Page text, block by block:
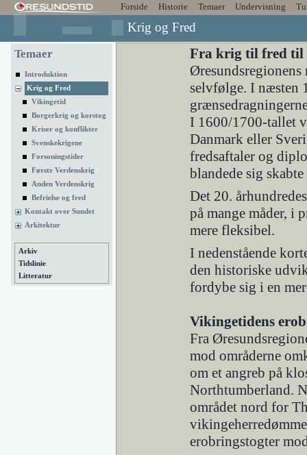
Forside Historie Temaer Undervisning
Krig og Fred
Temaer
Introduktion
Krig og Fred
Vikingetid
Borgerkrig og korstog
Kriser og konflikter
Svenskekrigene
Forsoningstider
Første Verdenskrig
Anden Verdenskrig
Befrielse og fred
Kontakt over Sundet
Arkitektur
Arkiv
Tidslinie
Litteratur
Fra krig til fred til
selvfølge. I næsten
I 1600/1700-tallet
Danmark eller
fredsaftaler og
blandede sig
Det 20.
på mange måder, i
mere fleksibel.
I nedenstående
den historiske
fordybe sig i en
Vikingetidens
Fra
mod områderne
om et angreb på
Northtumberland.
området nord for
erobringstogter